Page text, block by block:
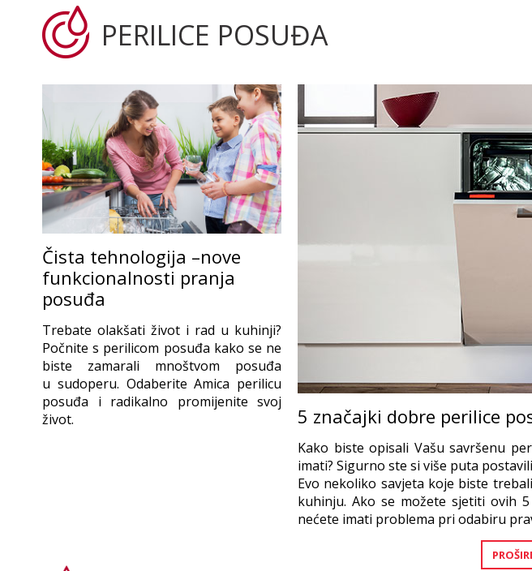
PERILICE POSUĐA
Čista tehnologija –nove
funkcionalnosti pranja
posuđa
Trebate olakšati život i rad u kuhinji?
Počnite s perilicom posuđa kako se ne
biste zamarali mnoštvom posuđa
u sudoperu. Odaberite Amica perilicu
posuđa i radikalno promijenite svoj
život.
5 značajki dobre perilice
Kako biste opisali Vašu savršenu
imati? Sigurno ste si više puta
Evo nekoliko savjeta koje biste
kuhinju. Ako se možete sjetiti ovih
nećete imati problema pri odabiru